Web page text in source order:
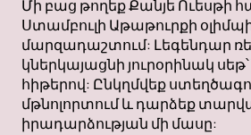
Մի բաց թողեք Քանյե Ուեսթի
Ստամբուլի Աթաթուրքի
մարզադաշտում: Լեգենդար
կներկայացնի յուրօրինակ
հիթերով: Ընկղմվեք
մթնոլորտում և դարձեք
իրադարձության մի մասը: